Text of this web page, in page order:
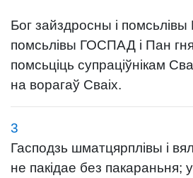
Бог зайздросны і
помсьлівы ГОСПАД і Пан
помсьціць супраціўнікам
на ворагаў Сваіх.
3
Гасподзь шматцярплівы і
не пакідае без пакараньня;